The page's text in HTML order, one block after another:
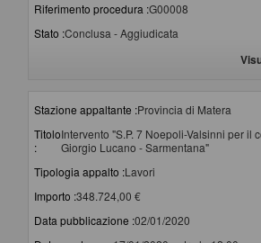
Riferimento procedura :G00008
Stato :Conclusa - Aggiudicata
Stazione appaltante :Provincia di Matera
Titolo
:
Intervento "S.P. 7 Noepoli-Valsinni per il
Giorgio Lucano - Sarmentana"
Tipologia appalto :Lavori
Importo :348.724,00 €
Data pubblicazione :02/01/2020